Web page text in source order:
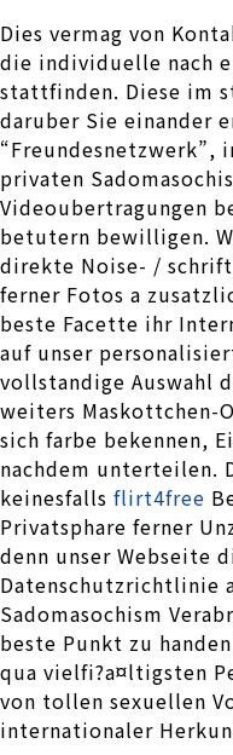
Dies vermag von
die individuelle nach
stattfinden. Diese im
daruber Sie einander
privaten
Videoubertragungen
betutern bewilligen.
direkte Noise- /
ferner Fotos a
beste Facette ihr
auf unser
vollstandige Auswahl
weiters Maskottchen-
sich farbe bekennen,
nachdem unterteilen.
keinesfalls flirt4free
Privatsphare ferner
denn unser Webseite
Datenschutzrichtlinie
Sadomasochism
beste Punkt zu
qua vielfi?a¤ltigsten
von tollen sexuellen
internationaler